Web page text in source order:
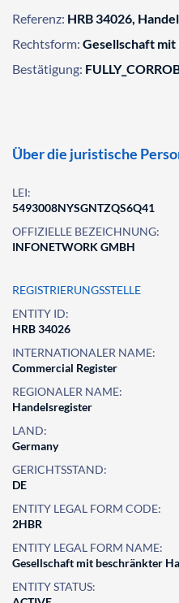
Referenz: HRB 34026,
Rechtsform: Gesellschaft
Bestätigung:
Über die juristische
LEI:
5493008NYSGNTZQS6Q41
OFFIZIELLE BEZEICHNUNG:
INFONETWORK GMBH
REGISTRIERUNGSSTELLE
ENTITY ID:
HRB 34026
INTERNATIONALER NAME:
Commercial Register
REGIONALER NAME:
Handelsregister
LAND:
Germany
GERICHTSSTAND:
DE
ENTITY LEGAL FORM CODE:
2HBR
ENTITY LEGAL FORM NAME:
Gesellschaft mit beschränkter
ENTITY STATUS: